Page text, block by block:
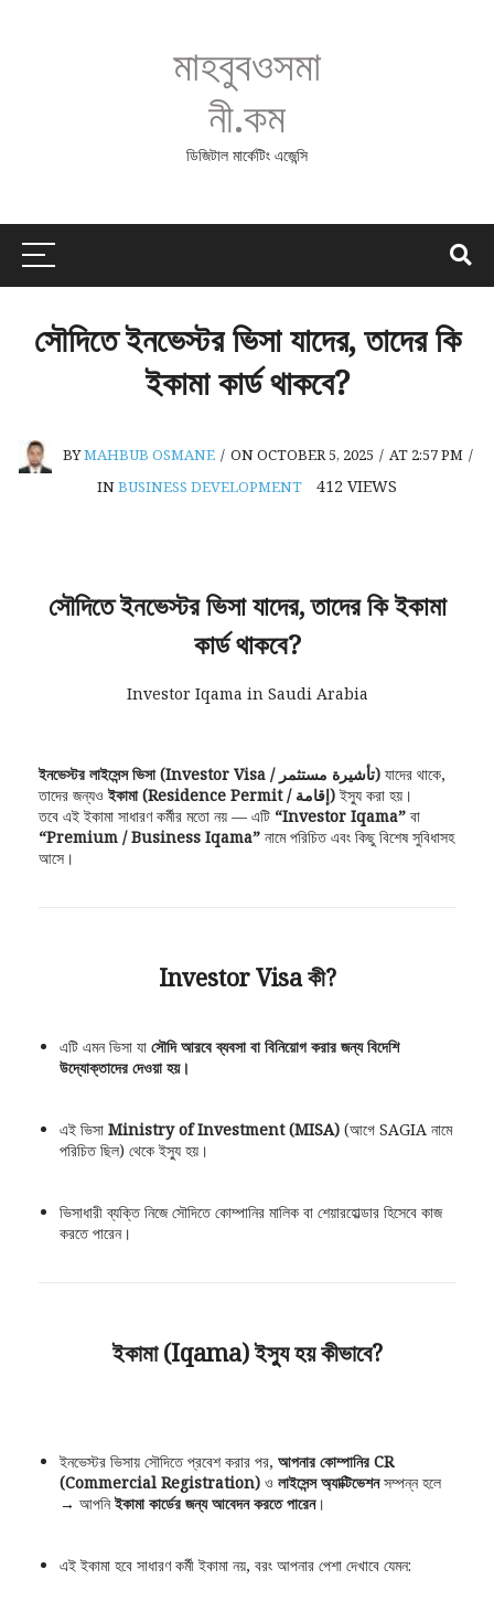
মাহবুবওসমা
নী.কম
ডিজিটাল মার্কেটিং এজেন্সি
সৌদিতে ইনভেস্টর ভিসা যাদের, তাদের কি
ইকামা কার্ড থাকবে?
BYMAHBUB OSMANE / ON OCTOBER 5, 2025 / AT 2:57 PM /
INBUSINESS DEVELOPMENT 412 VIEWS
সৌদিতে ইনভেস্টর ভিসা যাদের, তাদের কি ইকামা
কার্ড থাকবে?
Investor Iqama in Saudi Arabia
ইনভেস্টর লাইসেন্স ভিসা (Investor Visa / تأشيرة مستثمر) যাদের থাকে,
তাদের জন্যও
ইকামা (Residence Permit / إقامة)ইস্যু করা হয়।
তবে এই ইকামা সাধারণ কর্মীর মতো নয় — এটি “Investor Iqama” বা
“Premium / Business Iqama” নামে পরিচিত এবং কিছু বিশেষ সুবিধাসহ
আসে।
Investor Visa কী?
এটি এমন ভিসা যা সৌদি আরবে ব্যবসা বা বিনিয়োগ করার জন্য বিদেশি
উদ্যোক্তাদের দেওয়া হয়।
এই ভিসা Ministry of Investment (MISA)(আগে SAGIA নামে
পরিচিত ছিল) থেকে ইস্যু হয়।
ভিসাধারী ব্যক্তি নিজে সৌদিতে কোম্পানির মালিক বা শেয়ারহোল্ডার হিসেবে কাজ
করতে পারেন।
ইকামা (Iqama) ইস্যু হয় কীভাবে?
ইনভেস্টর ভিসায় সৌদিতে প্রবেশ করার পর, আপনার কোম্পানির CR
(Commercial Registration)ও লাইসেন্স অ্যাক্টিভেশনসম্পন্ন হলে
→ আপনিইকামা কার্ডের জন্য আবেদন করতে পারেন।
এই ইকামা হবে সাধারণ কর্মী ইকামা নয়, বরং আপনার পেশা দেখাবে যেমন: